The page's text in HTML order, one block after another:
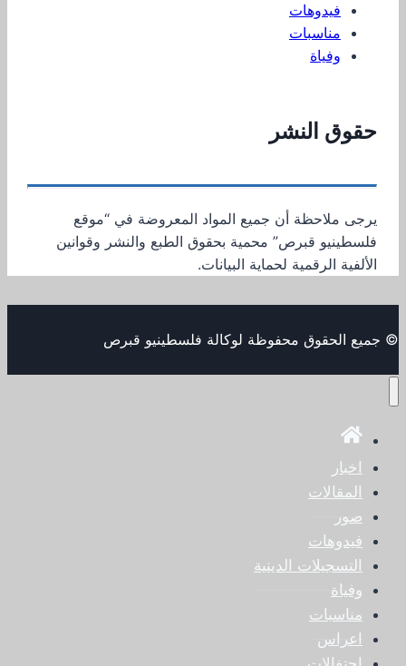
فيدوهات
مناسبات
وفياة
حقوق النشر
يرجى ملاحظة أن جميع المواد المعروضة في “موقع
فلسطينيو قبرص” محمية بحقوق الطبع والنشر وقوانين
الألفية الرقمية لحماية البيانات.
© جميع الحقوق محفوظة لوكالة فلسطينيو قبرص
اخبار
المقالات
صور
فيدوهات
التسجيلات الدينية
وفياة
مناسبات
اعراس